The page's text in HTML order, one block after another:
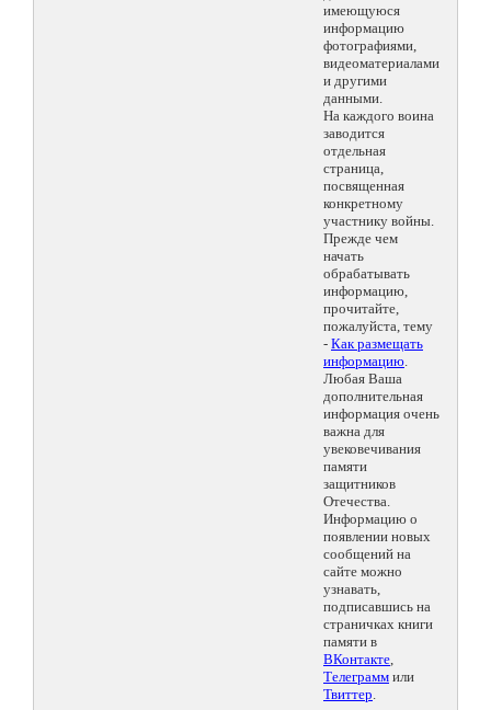
имеющуюся
информацию
фотографиями,
видеоматериалами
и другими
данными.
На каждого воина
заводится
отдельная
страница,
посвященная
конкретному
участнику войны.
Прежде чем
начать
обрабатывать
информацию,
прочитайте,
пожалуйста, тему
- Как размещать
информацию.
Любая Ваша
дополнительная
информация очень
важна для
увековечивания
памяти
защитников
Отечества.
Информацию о
появлении новых
сообщений на
сайте можно
узнавать,
подписавшись на
страничках книги
памяти в
ВКонтакте,
Телеграмм или
Твиттер.